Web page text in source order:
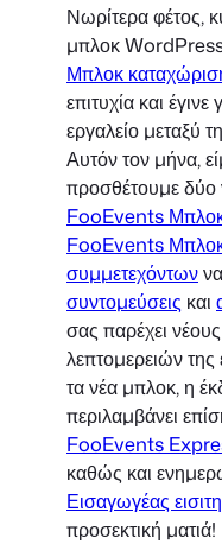
Νωρίτερα φέτος,
μπλοκ
Μπλοκ
επιτυχία και
εργαλείο μεταξύ
Αυτόν τον μήνα,
προσθέτουμε
FooEvents
FooEvents
συμμετεχόντων
συντομεύσεις και
σας παρέχει
λεπτομερειών
τα νέα μπλοκ, η
περιλαμβάνει
FooEvents
καθώς και
Εισαγωγέας
προσεκτική ματιά!